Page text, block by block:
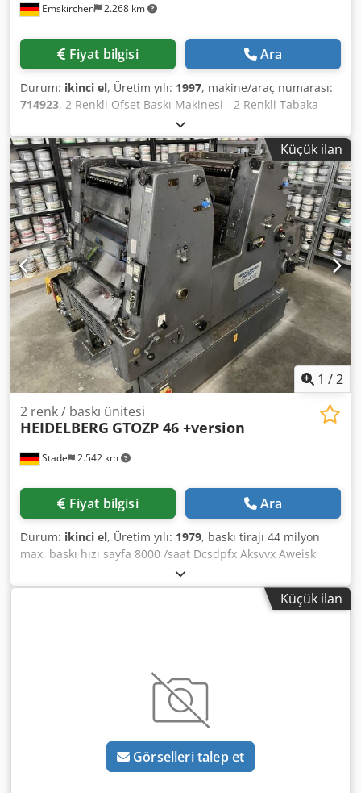
Emskirchen 2.268 km
Fiyat bilgisi Ara
Durum: ikinci el, Üretim yılı: 1997, makine/araç numarası:
714923, 2 Renkli Ofset Baskı Makinesi - 2 Renkli Tabaka
Beslemeli Ofset Baskı Makinesi Heidelberg GTO52-2+ Yıl
1997 - Seri No. 714923 Boyut maks. 360 x 520mm
Impressions 48 Mio. Technotrans soğutmalı Sönümleme
Sistemi DDS Artı Sürüm Mürekkep lazer kanalları Kılavuzlar
Dahil Skype Video ile Çevrimiçi Video Denetimi
Ziyaretinizden çok memnun oluruz - daha fazla makine
stokta Dedpfx Aksqlg Iloijck Hemen Kullanılabilir -
İncelenebilir Stokta Emskirchen / Nürnberg - Test edilebilir
Küçük ilan
1 /2
Stade 2.542 km
2 renk / baskı ünitesi
HEIDELBERG GTOZP 46 +version
Fiyat bilgisi Ara
Durum: ikinci el, Üretim yılı: 1979, baskı tirajı 44 milyon
max. baskı hızı sayfa 8000 /saat Dcsdpfx Aksvvx Aweisk
max. sayfa formatı 32x46 cm numaralandırma aygıtı dahil
Küçük ilan
Görselleri talep et